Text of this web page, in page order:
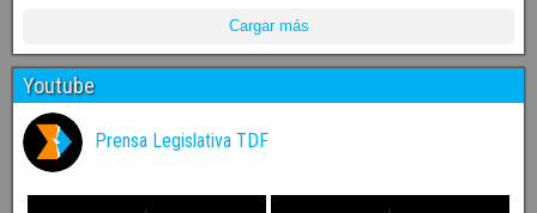
Cargar más
Youtube
Prensa Legislativa TDF